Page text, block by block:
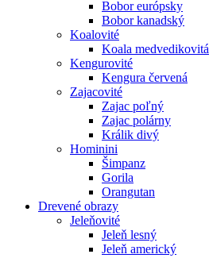
Bobor európsky
Bobor kanadský
Koalovité
Koala medvedikovitá
Kengurovité
Kengura červená
Zajacovité
Zajac poľný
Zajac polárny
Králik divý
Hominini
Šimpanz
Gorila
Orangutan
Drevené obrazy
Jeleňovité
Jeleň lesný
Jeleň americký